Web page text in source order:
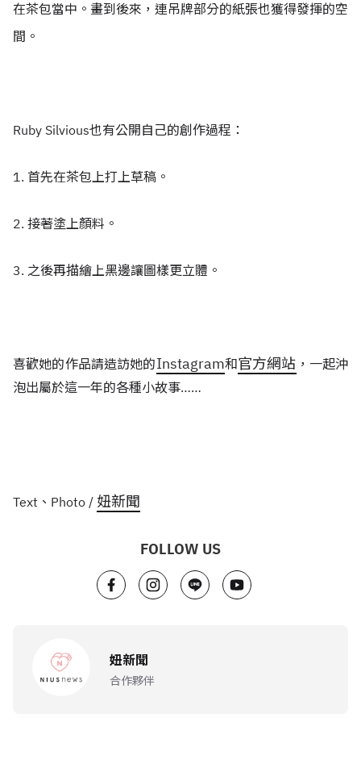
在茶包當中。 畫到後來，連吊牌部分的紙張也獲得發揮的空
間。
Ruby Silvious也有公開自己的創作過程：
1. 首先在茶包上打上草稿。
2. 接著塗上顏料。
3. 之後再描繪上黑邊讓圖樣更立體。
喜歡她的作品請造訪她的Instagram和官方網站 ，一起沖
泡出屬於這一年的各種小故事……
Text、Photo / 妞新聞
FOLLOW US
妞新聞
合作夥伴